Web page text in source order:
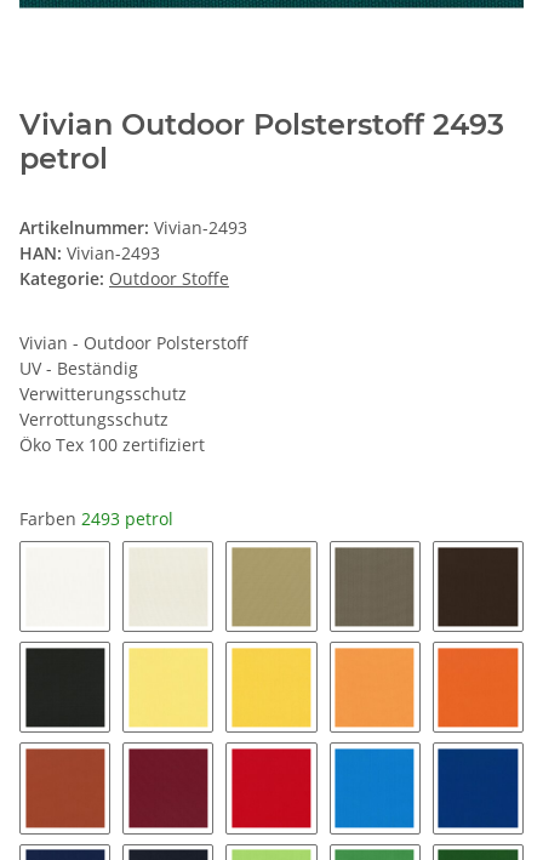
Vivian Outdoor Polsterstoff 2493
petrol
Artikelnummer: Vivian-2493
HAN: Vivian-2493
Kategorie: Outdoor Stoffe
Vivian - Outdoor Polsterstoff
UV - Beständig
Verwitterungsschutz
Verrottungsschutz
Öko Tex 100 zertifiziert
Farben 2493 petrol
02 weiss 01 creme 03 sand 17 hellbraun07
22 dunkelgrau04 zartgelb 13 zitrone 05 apricot 15
27 terracotta18 bordeaux21 hellrot 10 azurblau 11